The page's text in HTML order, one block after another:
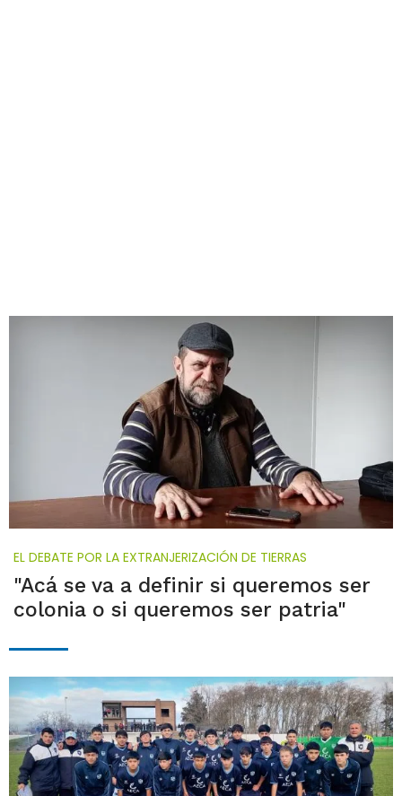
EL DEBATE POR LA EXTRANJERIZACIÓN DE TIERRAS
"Acá se va a definir si queremos ser
colonia o si queremos ser patria"